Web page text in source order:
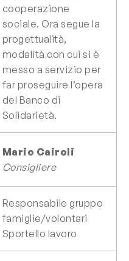
cooperazione
sociale. Ora segue la
progettualità,
modalità con cui si è
messo a servizio per
far proseguire l’opera
del Banco di
Solidarietà.
Mario Cairoli
Consigliere
Responsabile gruppo
famiglie/volontari
Sportello lavoro